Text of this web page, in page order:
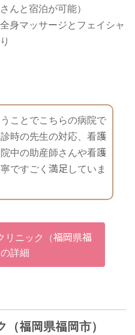
んと宿泊が可能）
身マッサージとフェイシャ
ことでこちらの病院で
時の先生の対応、看護
中の助産師さんや看護
ですごく満足していま
リニック（福岡県福
詳細
福岡県福岡市）